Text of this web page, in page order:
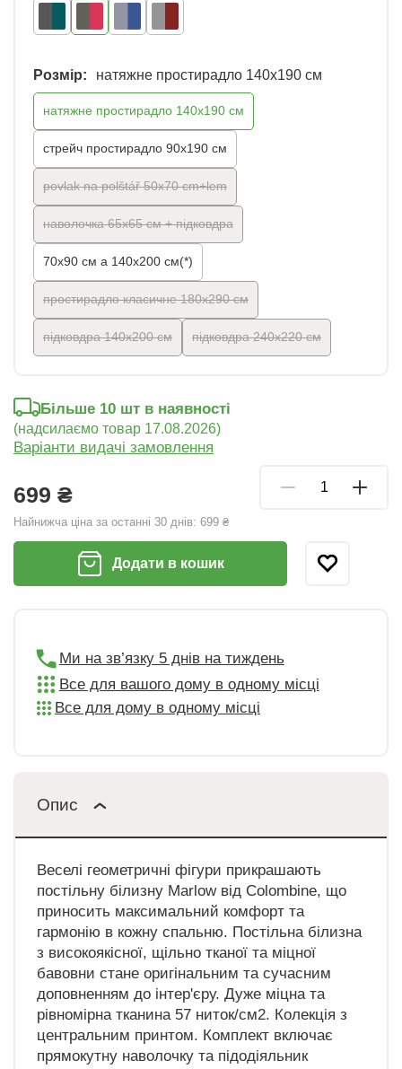
Розмір: натяжне простирадло 140х190 см
натяжне простирадло 140х190 см
стрейч простирадло 90х190 см
povlak na polštář 50x70 cm+lem
наволочка 65х65 см + підковдра
70x90 см a 140x200 см(*)
простирадло класичне 180x290 см
підковдра 140х200 см підковдра 240х220 см
699 ₴
Найнижча ціна за останні 30 днів: 699 ₴
Більше 10 шт в наявності
(надсилаємо товар 17.08.2026)
Варіанти видачі замовлення
Додати в кошик
Ми на зв’язку 5 днів на тиждень
Все для вашого дому в одному місці
Все для дому в одному місці
Опис
Веселі геометричні фігури прикрашають
постільну білизну Marlow від Colombine, що
приносить максимальний комфорт та
гармонію в кожну спальню. Постільна білизна
з високоякісної, щільно тканої та міцної
бавовни стане оригінальним та сучасним
доповненням до інтер'єру. Дуже міцна та
рівномірна тканина 57 ниток/см2. Колекція з
центральним принтом. Комплект включає
прямокутну наволочку та підодіяльник